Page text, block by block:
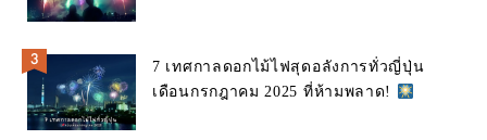
7 เทศกาลดอกไม้ไฟสุดอลังการทั่วญี่ปุ่น
เดือนกรกฎาคม 2025 ที่ห้ามพลาด!